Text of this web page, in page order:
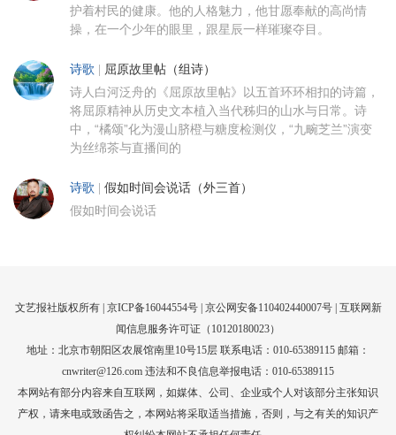
护着村民的健康。他的人格魅力，他甘愿奉献的高尚情
操，在一个少年的眼里，跟星辰一样璀璨夺目。
诗歌 屈原故里帖（组诗）
诗人白河泛舟的《屈原故里帖》以五首环环相扣的诗篇，
将屈原精神从历史文本植入当代秭归的山水与日常。诗
中，“橘颂”化为漫山脐橙与糖度检测仪，“九畹芝兰”演变
为丝绵茶与直播间的
诗歌 假如时间会说话（外三首）
假如时间会说话
文艺报社版权所有 | 京ICP备16044554号| 京公网安备110402440007号 | 互联网新
闻信息服务许可证（10120180023）
地址：北京市朝阳区农展馆南里10号15层 联系电话：010-65389115 邮箱：
cnwriter@126.com 违法和不良信息举报电话：010-65389115
本网站有部分内容来自互联网，如媒体、公司、企业或个人对该部分主张知识
产权，请来电或致函告之，本网站将采取适当措施，否则，与之有关的知识产